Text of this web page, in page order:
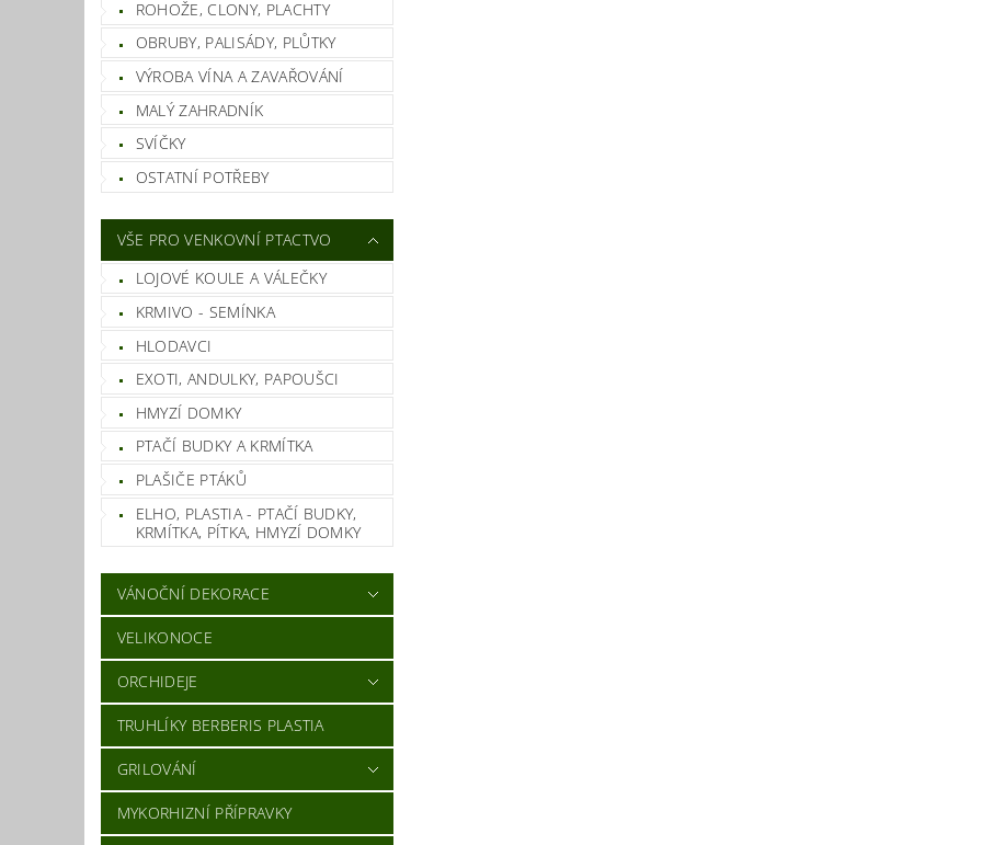
ROHOŽE, CLONY, PLACHTY
OBRUBY, PALISÁDY, PLŮTKY
VÝROBA VÍNA A ZAVAŘOVÁNÍ
MALÝ ZAHRADNÍK
SVÍČKY
OSTATNÍ POTŘEBY
VŠE PRO VENKOVNÍ PTACTVO
LOJOVÉ KOULE A VÁLEČKY
KRMIVO - SEMÍNKA
HLODAVCI
EXOTI, ANDULKY, PAPOUŠCI
HMYZÍ DOMKY
PTAČÍ BUDKY A KRMÍTKA
PLAŠIČE PTÁKŮ
ELHO, PLASTIA - PTAČÍ BUDKY,
KRMÍTKA, PÍTKA, HMYZÍ DOMKY
VÁNOČNÍ DEKORACE
VELIKONOCE
ORCHIDEJE
TRUHLÍKY BERBERIS PLASTIA
GRILOVÁNÍ
MYKORHIZNÍ PŘÍPRAVKY